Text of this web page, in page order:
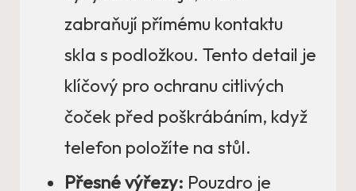
zabraňují přímému kontaktu
skla s podložkou. Tento detail je
klíčový pro ochranu citlivých
čoček před poškrábáním, když
telefon položíte na stůl.
Přesné výřezy: Pouzdro je